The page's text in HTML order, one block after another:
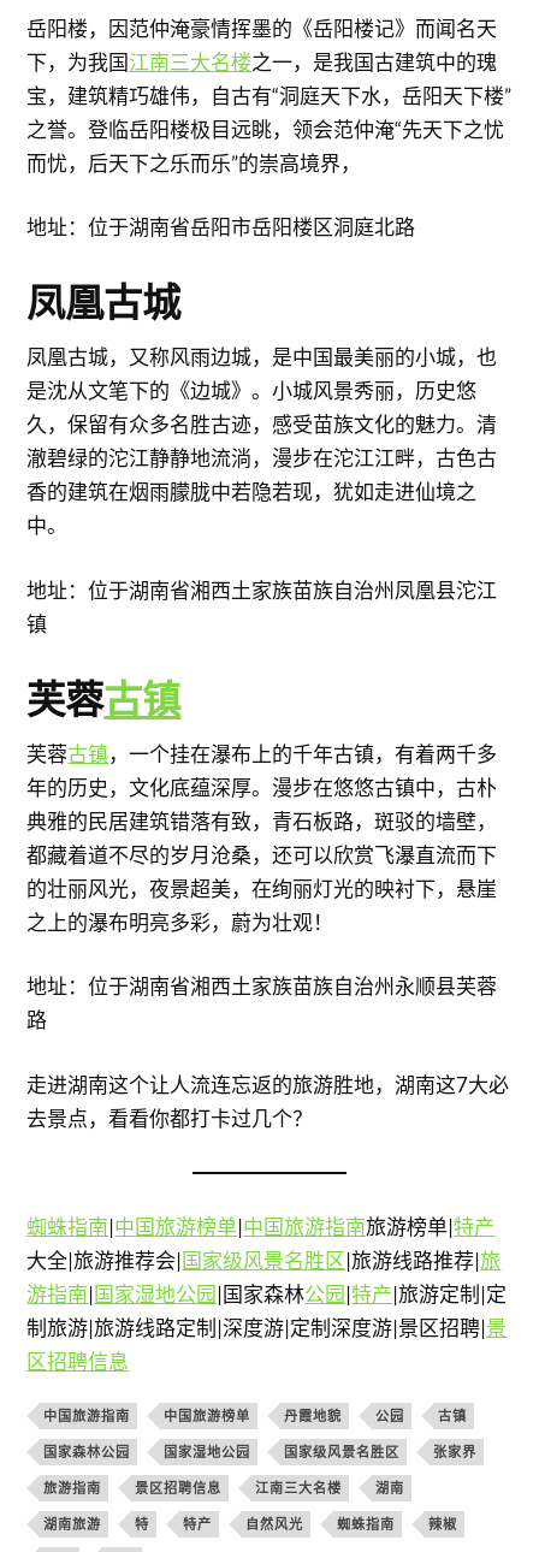
岳阳楼，因范仲淹豪情挥墨的《岳阳楼记》而闻名天
下，为我国江南三大名楼之一，是我国古建筑中的瑰
宝，建筑精巧雄伟，自古有“洞庭天下水，岳阳天下楼”
之誉。登临岳阳楼极目远眺，领会范仲淹“先天下之忧
而忧，后天下之乐而乐”的崇高境界，
地址：位于湖南省岳阳市岳阳楼区洞庭北路
凤凰古城
凤凰古城，又称风雨边城，是中国最美丽的小城，也
是沈从文笔下的《边城》。小城风景秀丽，历史悠
久，保留有众多名胜古迹，感受苗族文化的魅力。清
澈碧绿的沱江静静地流淌，漫步在沱江江畔，古色古
香的建筑在烟雨朦胧中若隐若现，犹如走进仙境之
中。
地址：位于湖南省湘西土家族苗族自治州凤凰县沱江
镇
芙蓉古镇
芙蓉古镇，一个挂在瀑布上的千年古镇，有着两千多
年的历史，文化底蕴深厚。漫步在悠悠古镇中，古朴
典雅的民居建筑错落有致，青石板路，斑驳的墙壁，
都藏着道不尽的岁月沧桑，还可以欣赏飞瀑直流而下
的壮丽风光，夜景超美，在绚丽灯光的映衬下，悬崖
之上的瀑布明亮多彩，蔚为壮观！
地址：位于湖南省湘西土家族苗族自治州永顺县芙蓉
路
走进湖南这个让人流连忘返的旅游胜地，湖南这7大必
去景点，看看你都打卡过几个？
蜘蛛指南|中国旅游榜单|中国旅游指南旅游榜单|特产
大全|旅游推荐会|国家级风景名胜区|旅游线路推荐|旅
游指南|国家湿地公园|国家森林公园|特产|旅游定制|定
制旅游|旅游线路定制|深度游|定制深度游|景区招聘|景
区招聘信息
中国旅游指南 中国旅游榜单 丹霞地貌 公园 古镇
国家森林公园 国家湿地公园 国家级风景名胜区 张家界
旅游指南 景区招聘信息 江南三大名楼 湖南
湖南旅游 特 特产 自然风光 蜘蛛指南 辣椒